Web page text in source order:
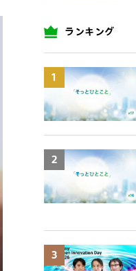
ランキング
1
2
3